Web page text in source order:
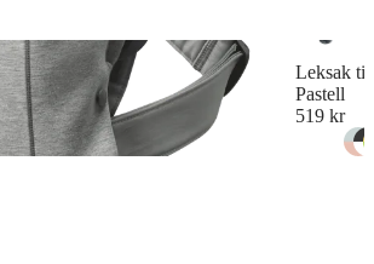
10
Leksak
Pastell
519 kr